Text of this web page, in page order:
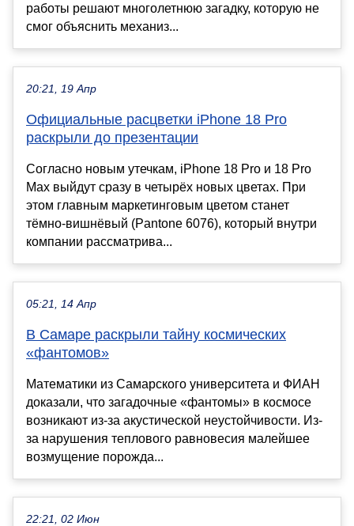
работы решают многолетнюю загадку, которую не
смог объяснить механиз...
20:21, 19 Апр
Официальные расцветки iPhone 18 Pro
раскрыли до презентации
Согласно новым утечкам, iPhone 18 Pro и 18 Pro
Max выйдут сразу в четырёх новых цветах. При
этом главным маркетинговым цветом станет
тёмно-вишнёвый (Pantone 6076), который внутри
компании рассматрива...
05:21, 14 Апр
В Самаре раскрыли тайну космических
«фантомов»
Математики из Самарского университета и ФИАН
доказали, что загадочные «фантомы» в космосе
возникают из-за акустической неустойчивости. Из-
за нарушения теплового равновесия малейшее
возмущение порожда...
22:21, 02 Июн